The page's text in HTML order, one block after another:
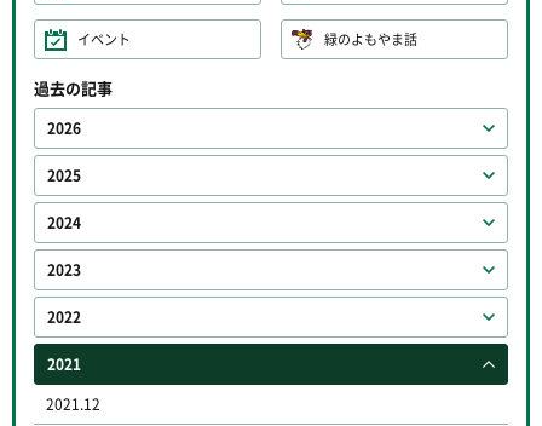
イベント 緑のよもやま話
過去の記事
2026
2025
2024
2023
2022
2021
2021.12